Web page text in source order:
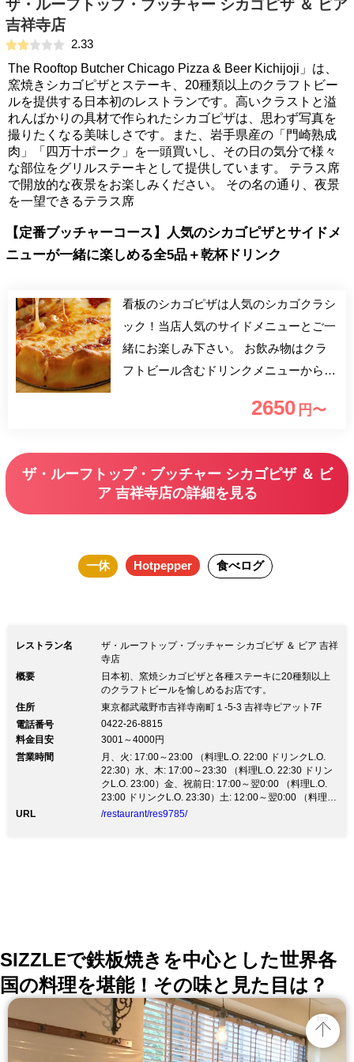
ザ・ルーフトップ・ブッチャー シカゴピザ ＆ ビア
吉祥寺店
2.33
The Rooftop Butcher Chicago Pizza & Beer Kichijoji」は、
窯焼きシカゴピザとステーキ、20種類以上のクラフトビー
ルを提供する日本初のレストランです。高いクラストと溢
れんばかりの具材で作られたシカゴピザは、思わず写真を
撮りたくなる美味しさです。また、岩手県産の「門崎熟成
肉」「四万十ポーク」を一頭買いし、その日の気分で様々
な部位をグリルステーキとして提供しています。 テラス席
で開放的な夜景をお楽しみください。 その名の通り、夜景
を一望できるテラス席
【定番ブッチャーコース】人気のシカゴピザとサイドメ
ニューが一緒に楽しめる全5品＋乾杯ドリンク
看板のシカゴピザは人気のシカゴクラシ
ック！当店人気のサイドメニューとご一
緒にお楽しみ下さい。 お飲み物はクラ
フトビール含むドリンクメニューからお
ゴピザをお腹いっぱいになる前に楽しん
の樽生クラフトビール ・ワイン赤白 ・
自家製サングリア ・自家製レモネード
ク各種
2650 円〜
ザ・ルーフトップ・ブッチャー シカゴピザ ＆ ビ
ア 吉祥寺店の詳細を見る
一休 Hotpepper 食べログ
レストラン名
ザ・ルーフトップ・ブッチャー シカゴピザ ＆ ビア 吉祥
寺店
概要
日本初、窯焼シカゴピザと各種ステーキに20種類以上
のクラフトビールを愉しめるお店です。
住所
東京都武蔵野市吉祥寺南町１-5-3 吉祥寺ピアット7F
電話番号
0422-26-8815
料金目安
3001～4000円
営業時間
月、火: 17:00～23:00 （料理L.O. 22:00 ドリンクL.O.
22:30）水、木: 17:00～23:30 （料理L.O. 22:30 ドリン
クL.O. 23:00）金、祝前日: 17:00～翌0:00 （料理L.O.
23:00 ドリンクL.O. 23:30）土: 12:00～翌0:00 （料理
L.O. 23:00 ドリンクL.O. 23:30）日、祝日: 12:00～
URL /restaurant/res9785/
SIZZLEで鉄板焼きを中心とした世界各
国の料理を堪能！その味と見た目は？
top